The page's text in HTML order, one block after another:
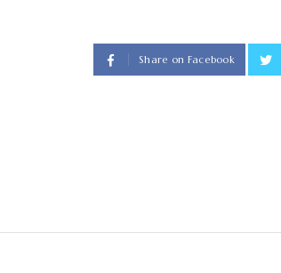
Share on Facebook